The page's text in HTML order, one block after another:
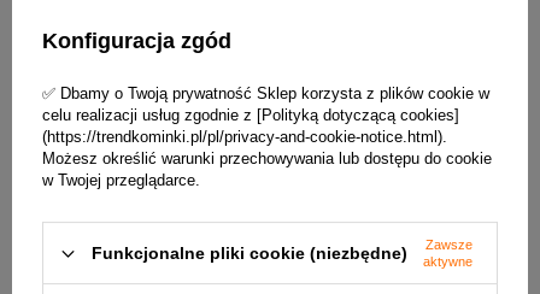
Inox-Czysta stal nierdzewna, możliwie najbardziej
wytrzymała i odporna na wszystkie warunki atmosferyczne
Dostępne akcesoria dopalenisk ogrodowych Hetta
Supply:
Konfiguracja zgód
✅ Dbamy o Twoją prywatność Sklep korzysta z plików cookie w
celu realizacji usług zgodnie z [Polityką dotyczącą cookies]
(https://trendkominki.pl/pl/privacy-and-cookie-notice.html).
Możesz określić warunki przechowywania lub dostępu do cookie
w Twojej przeglądarce.
Funkcjonalne pliki cookie (niezbędne)
Zawsze
aktywne